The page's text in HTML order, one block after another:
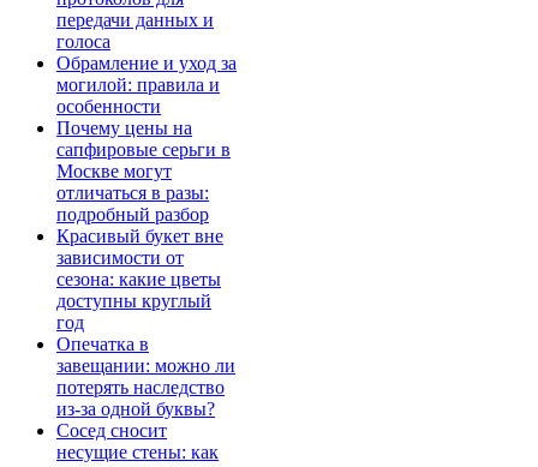
передачи данных и
голоса
Обрамление и уход за
могилой: правила и
особенности
Почему цены на
сапфировые серьги в
Москве могут
отличаться в разы:
подробный разбор
Красивый букет вне
зависимости от
сезона: какие цветы
доступны круглый
год
Опечатка в
завещании: можно ли
потерять наследство
из-за одной буквы?
Сосед сносит
несущие стены: как